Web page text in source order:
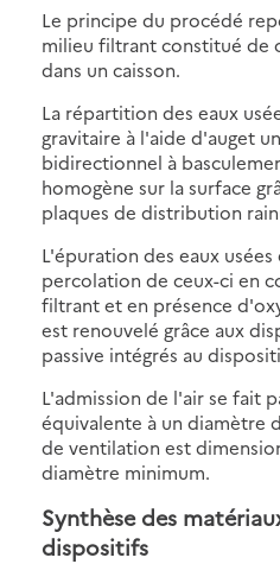
Le principe du procédé
milieu filtrant constitué de
dans un caisson.
La répartition des eaux
gravitaire à l'aide d'auget
bidirectionnel à
homogène sur la surface
plaques de distribution
L'épuration des eaux
percolation de ceux-ci en
filtrant et en présence
est renouvelé grâce aux
passive intégrés au
L'admission de l'air se fait
équivalente à un diamètre
de ventilation est
diamètre minimum.
Synthèse des
dispositifs